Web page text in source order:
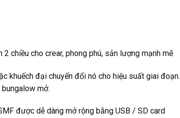
2 chiều cho crear, phong phú, sản lượng mạnh mẽ
khuếch đại chuyển đổi nó cho hiệu suất giai đoạn.
mở.
được dễ dàng mở rộng bằng USB / SD card